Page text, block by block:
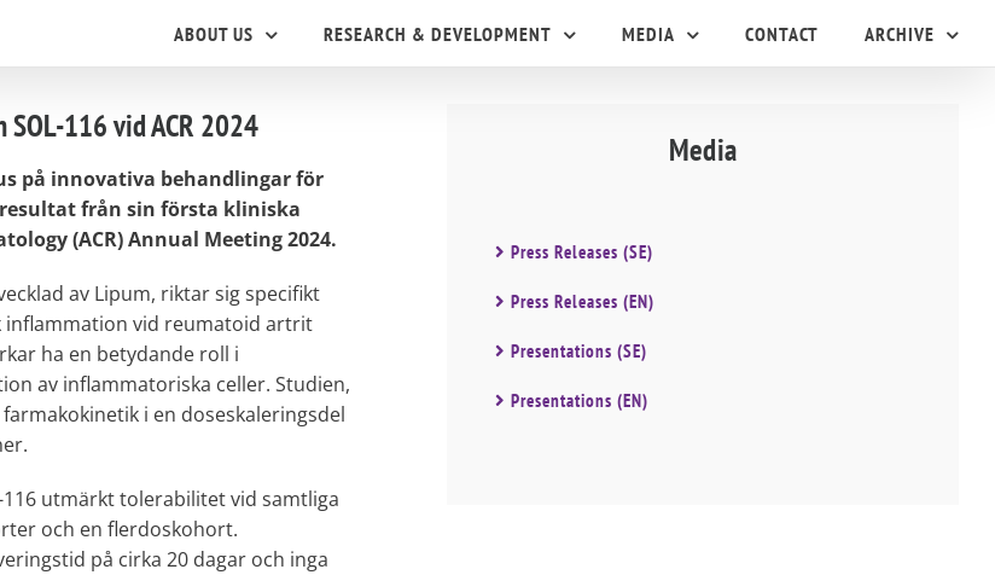
ABOUT US RESEARCH & DEVELOPMENT MEDIA CONTACT ARCHIVE
116 vid ACR 2024
på innovativa behandlingar för
från sin första kliniska
(ACR) Annual Meeting 2024.
av Lipum, riktar sig specifikt
inflammation vid reumatoid artrit
ha en betydande roll i
av inflammatoriska celler. Studien,
i en doseskaleringsdel
utmärkt tolerabilitet vid samtliga
och en flerdoskohort.
på cirka 20 dagar och inga
Media
Press Releases (SE)
Press Releases (EN)
Presentations (SE)
Presentations (EN)